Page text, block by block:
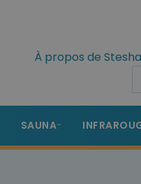
À propos de
SAUNA